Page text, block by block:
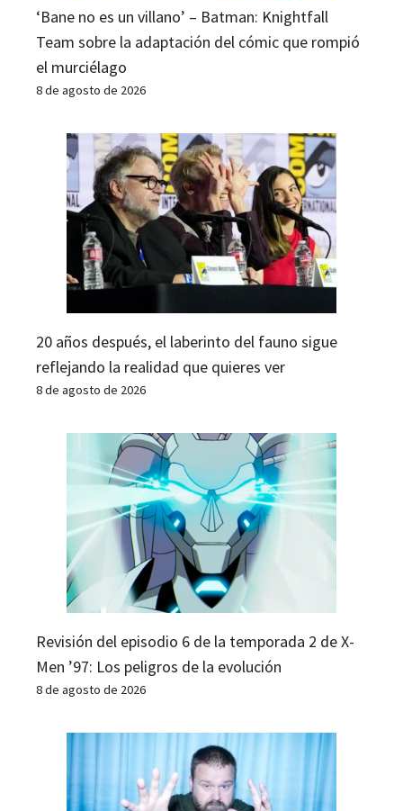
‘Bane no es un villano’ – Batman: Knightfall
Team sobre la adaptación del cómic que rompió
el murciélago
8 de agosto de 2026
20 años después, el laberinto del fauno sigue
reflejando la realidad que quieres ver
8 de agosto de 2026
Revisión del episodio 6 de la temporada 2 de X-
Men ’97: Los peligros de la evolución
8 de agosto de 2026